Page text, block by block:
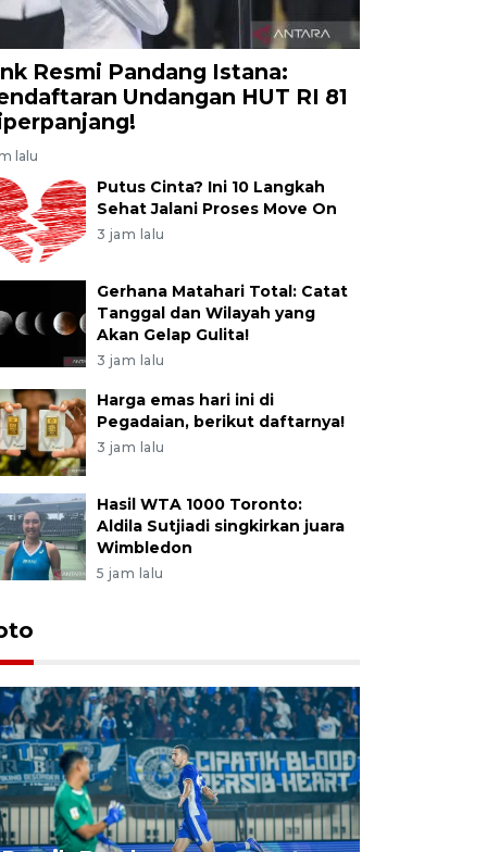
Resmi Pandang Istana:
Undangan HUT RI 81
lalu
Putus Cinta? Ini 10 Langkah
Sehat Jalani Proses Move On
3 jam lalu
Gerhana Matahari Total: Catat
Tanggal dan Wilayah yang
Akan Gelap Gulita!
3 jam lalu
Harga emas hari ini di
Pegadaian, berikut daftarnya!
3 jam lalu
Hasil WTA 1000 Toronto:
Aldila Sutjiadi singkirkan juara
Wimbledon
5 jam lalu